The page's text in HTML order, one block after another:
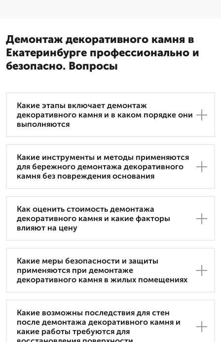
Демонтаж декоративного камня в
Екатеринбурге профессионально и
безопасно. Вопросы
Какие этапы включает демонтаж
декоративного камня и в каком порядке они
выполняются
Какие инструменты и методы применяются
для бережного демонтажа декоративного
камня без повреждения основания
Как оценить стоимость демонтажа
декоративного камня и какие факторы
влияют на цену
Какие меры безопасности и защиты
применяются при демонтаже
декоративного камня в жилых помещениях
Какие возможны последствия для стен
после демонтажа декоративного камня и
какие работы требуются для